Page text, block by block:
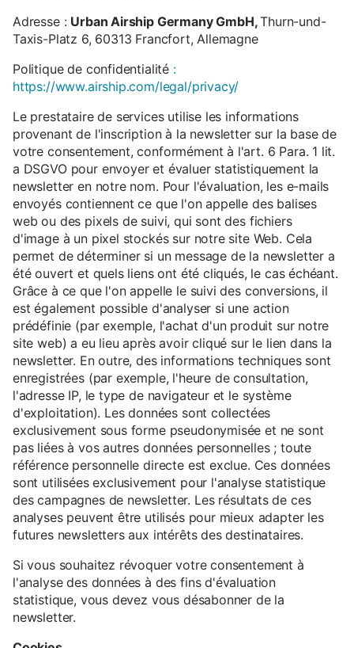
Adresse : Urban Airship Germany GmbH,Thurn-und-
Taxis-Platz 6, 60313 Francfort, Allemagne
Politique de confidentialité :
https://www.airship.com/legal/privacy/
Le prestataire de services utilise les informations
provenant de l'inscription à la newsletter sur la base de
votre consentement, conformément à l'art. 6 Para. 1 lit.
a DSGVO pour envoyer et évaluer statistiquement la
newsletter en notre nom. Pour l'évaluation, les e-mails
envoyés contiennent ce que l'on appelle des balises
web ou des pixels de suivi, qui sont des fichiers
d'image à un pixel stockés sur notre site Web. Cela
permet de déterminer si un message de la newsletter a
été ouvert et quels liens ont été cliqués, le cas échéant.
Grâce à ce que l'on appelle le suivi des conversions, il
est également possible d'analyser si une action
prédéfinie (par exemple, l'achat d'un produit sur notre
site web) a eu lieu après avoir cliqué sur le lien dans la
newsletter. En outre, des informations techniques sont
enregistrées (par exemple, l'heure de consultation,
l'adresse IP, le type de navigateur et le système
d'exploitation). Les données sont collectées
exclusivement sous forme pseudonymisée et ne sont
pas liées à vos autres données personnelles ; toute
référence personnelle directe est exclue. Ces données
sont utilisées exclusivement pour l'analyse statistique
des campagnes de newsletter. Les résultats de ces
analyses peuvent être utilisés pour mieux adapter les
futures newsletters aux intérêts des destinataires.
Si vous souhaitez révoquer votre consentement à
l'analyse des données à des fins d'évaluation
statistique, vous devez vous désabonner de la
newsletter.